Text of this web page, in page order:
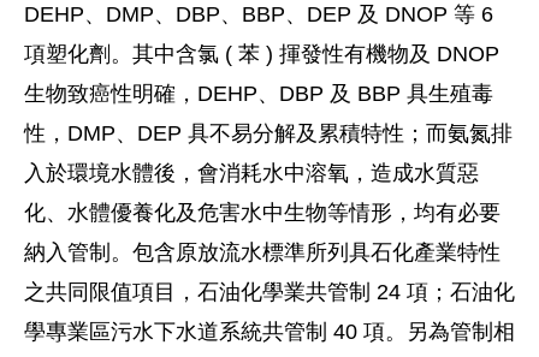
DEHP、DMP、DBP、BBP、DEP 及 DNOP 等 6
項塑化劑。其中含氯 ( 苯 ) 揮發性有機物及 DNOP
生物致癌性明確，DEHP、DBP 及 BBP 具生殖毒
性，DMP、DEP 具不易分解及累積特性；而氨氮排
入於環境水體後，會消耗水中溶氧，造成水質惡
化、水體優養化及危害水中生物等情形，均有必要
納入管制。包含原放流水標準所列具石化產業特性
之共同限值項目，石油化學業共管制 24 項；石油化
學專業區污水下水道系統共管制 40 項。另為管制相